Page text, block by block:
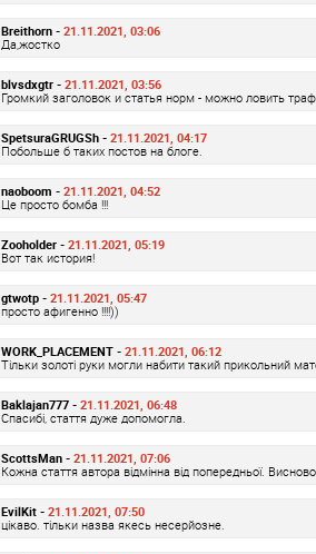
Breithorn - 21.11.2021, 03:06
Да,жостко
blvsdxgtr - 21.11.2021, 03:56
Громкий заголовок и статья норм - можно ловить
SpetsuraGRUGSh - 21.11.2021, 04:17
Побольше б таких постов на блоге.
naoboom - 21.11.2021, 04:52
Це просто бомба !!!
Zooholder - 21.11.2021, 05:19
Вот так история!
gtwotp - 21.11.2021, 05:47
просто афигенно !!!!))
WORK_PLACEMENT - 21.11.2021, 06:12
Тільки золоті руки могли набити такий прикольний
Baklajan777 - 21.11.2021, 06:48
Спасибі, стаття дуже допомогла.
ScottsMan - 21.11.2021, 07:06
Кожна стаття автора відмінна від попередньої.
EvilKit - 21.11.2021, 07:50
цікаво. тільки назва якесь несерйозне.